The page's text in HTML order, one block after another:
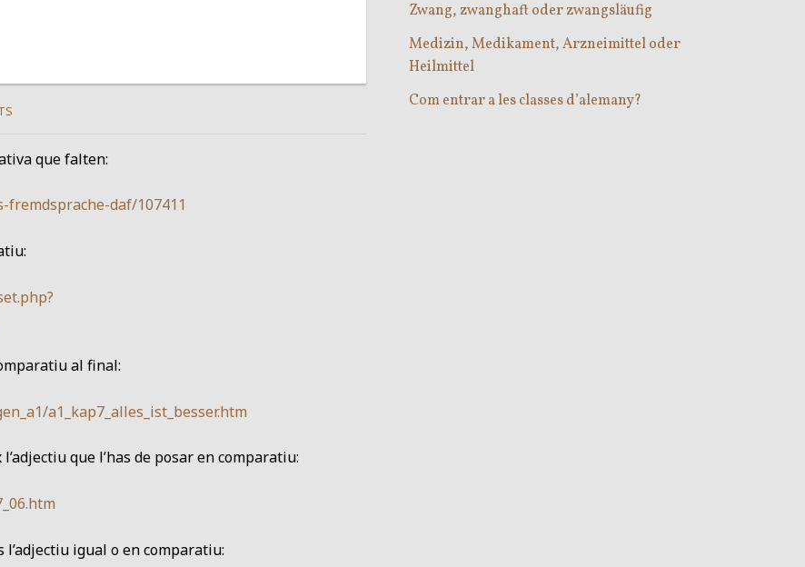
que falten:
daf/107411
al final:
a1_kap7_alles_ist_besser.htm
que l’has de posar en comparatiu:
igual o en comparatiu:
Zwang, zwanghaft oder zwangsläufig
Medizin, Medikament, Arzneimittel oder
Heilmittel
Com entrar a les classes d’alemany?